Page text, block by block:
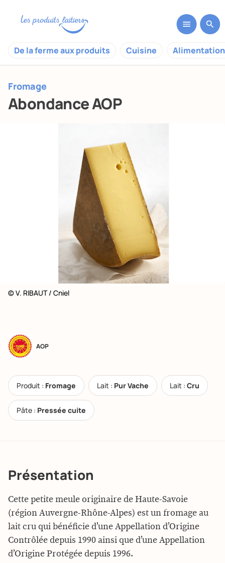
De la ferme aux produits Cuisine
Fromage
Abondance AOP
© V. RIBAUT / Cniel
AOP
Produit : Fromage Lait : Pur Vache Lait : Cru
Pâte : Pressée cuite
Présentation
Cette petite meule originaire de Haute-Savoie
(région Auvergne-Rhône-Alpes) est un fromage au
lait cru qui bénéficie d’une Appellation d’Origine
Contrôlée depuis 1990 ainsi que d’une Appellation
d’Origine Protégée depuis 1996.